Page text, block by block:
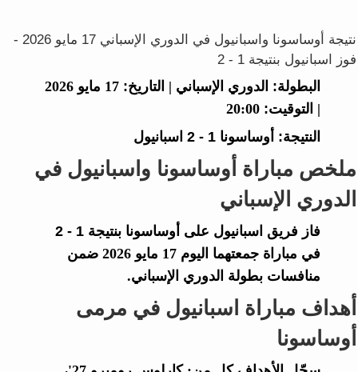
نتيجة أوساسونا واسبانيول في الدوري الإسباني 17 مايو 2026 -
فوز اسبانيول بنتيجة 1 - 2
البطولة: الدوري الإسباني | التاريخ:
17 مايو 2026
| التوقيت: 20:00
النتيجة: أوساسونا1 - 2 اسبانيول
ملخص مباراة أوساسونا واسبانيول في
الدوري الإسباني
فاز فريق اسبانيول على أوساسونا بنتيجة1 - 2
في مباراة جمعتهما اليوم 17 مايو 2026 ضمن
منافسات بطولة الدوري الإسباني.
أهداف مباراة اسبانيول في مرمى
أوساسونا